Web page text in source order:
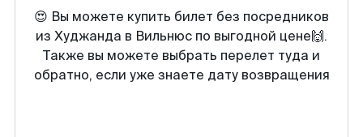
😍 Вы можете купить билет без посредников
из Худжанда в Вильнюс по выгодной цене🙌.
Также вы можете выбрать перелет туда и
обратно, если уже знаете дату возвращения